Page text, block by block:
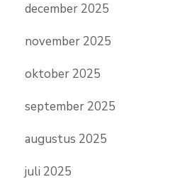
december 2025
november 2025
oktober 2025
september 2025
augustus 2025
juli 2025